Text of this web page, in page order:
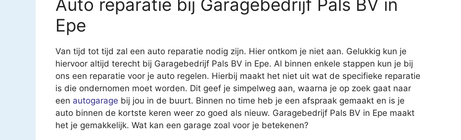
Auto reparatie bij Garagebedrijf Pals BV in
Epe
Van tijd tot tijd zal een auto reparatie nodig zijn. Hier ontkom je niet aan. Gelukkig kun je
hiervoor altijd terecht bij Garagebedrijf Pals BV in Epe. Al binnen enkele stappen kun je bij
ons een reparatie voor je auto regelen. Hierbij maakt het niet uit wat de specifieke reparatie
is die ondernomen moet worden. Dit geef je simpelweg aan, waarna je op zoek gaat naar
een autogarage bij jou in de buurt. Binnen no time heb je een afspraak gemaakt en is je
auto binnen de kortste keren weer zo goed als nieuw. Garagebedrijf Pals BV in Epe maakt
het je gemakkelijk. Wat kan een garage zoal voor je betekenen?